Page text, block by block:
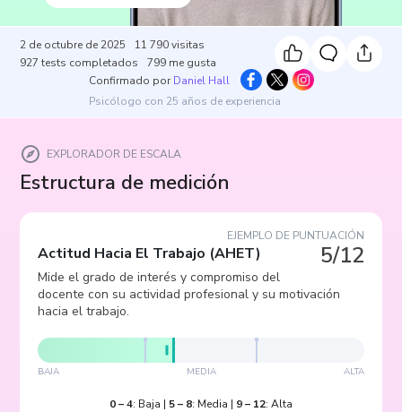
2 de octubre de 2025 11 790 visitas
927 tests completados 799 me gusta
Confirmado por Daniel Hall
Psicólogo con 25 años de experiencia
EXPLORADOR DE ESCALA
Estructura de medición
EJEMPLO DE PUNTUACIÓN
5/12
Actitud Hacia El Trabajo (AHET)
Mide el grado de interés y compromiso del
docente con su actividad profesional y su motivación
hacia el trabajo.
BAJA MEDIA ALTA
0–4: Baja | 5– 8: Media | 9– 12: Alta